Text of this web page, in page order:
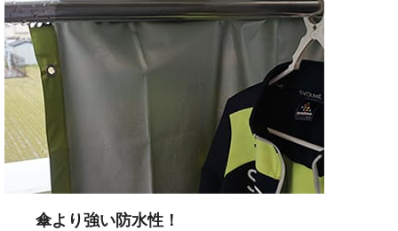
傘より強い防水性！